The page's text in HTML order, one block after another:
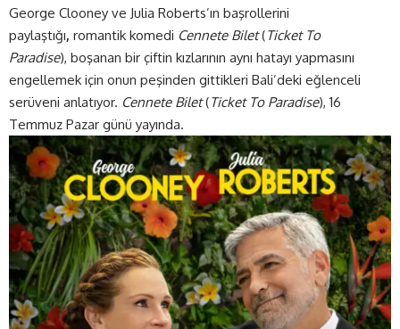
George Clooney ve Julia Roberts’ın başrollerini
paylaştığı, romantik komedi Cennete Bilet(Ticket To
Paradise), boşanan bir çiftin kızlarının aynı hatayı yapmasını
engellemek için onun peşinden gittikleri Bali’deki eğlenceli
serüveni anlatıyor. Cennete Bilet(Ticket To Paradise), 16
Temmuz Pazar günü yayında.